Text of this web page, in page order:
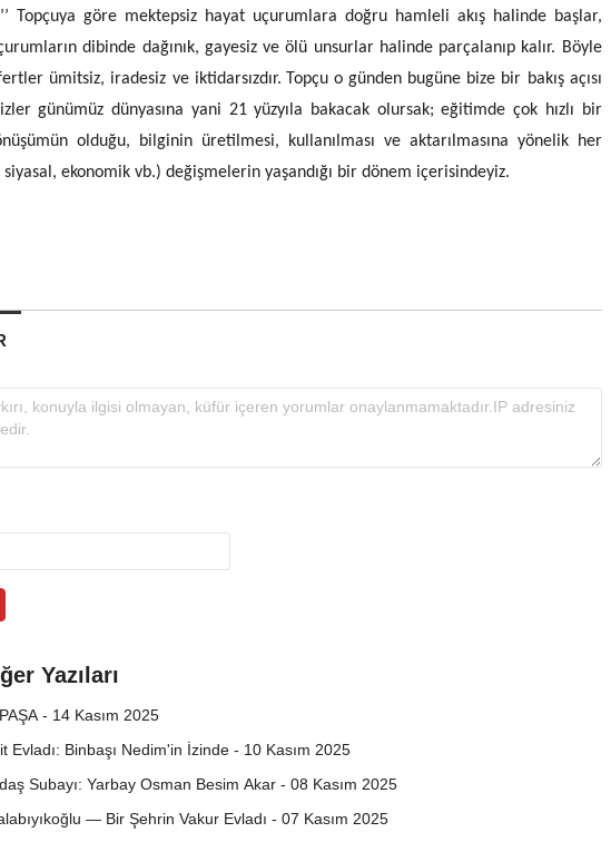
Topçuya göre mektepsiz hayat uçurumlara doğru hamleli akış halinde başlar,
dibinde dağınık, gayesiz ve ölü unsurlar halinde parçalanıp kalır. Böyle
ümitsiz, iradesiz ve iktidarsızdır. Topçu o günden bugüne bize bir bakış açısı
günümüz dünyasına yani 21 yüzyıla bakacak olursak; eğitimde çok hızlı bir
olduğu, bilginin üretilmesi, kullanılması ve aktarılmasına yönelik her
ekonomik vb.) değişmelerin yaşandığı bir dönem içerisindeyiz.
Yazıları
- 14 Kasım 2025
Evladı: Binbaşı Nedim'in İzinde - 10 Kasım 2025
Subayı: Yarbay Osman Besim Akar - 08 Kasım 2025
— Bir Şehrin Vakur Evladı - 07 Kasım 2025